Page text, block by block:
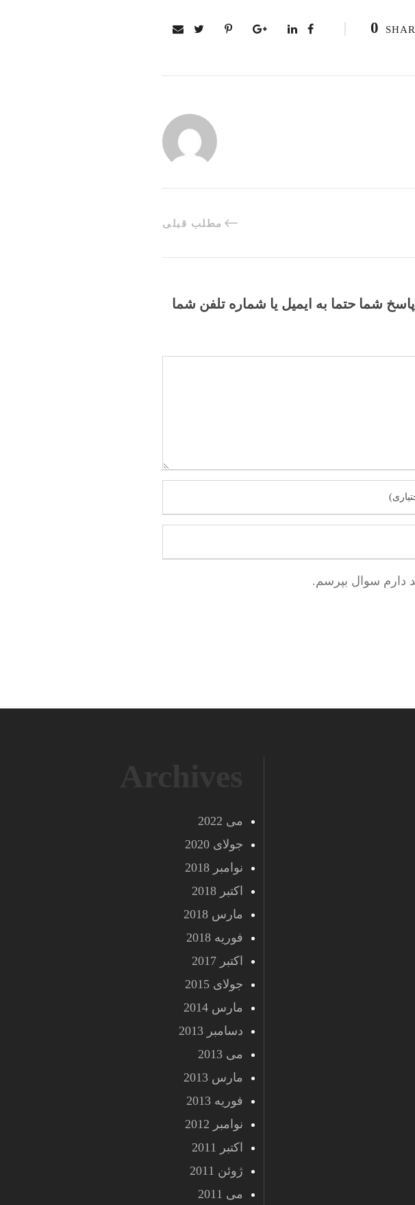
0
مطلب قبلی
شما حتما به ایمیل یا شماره تلفن شما
دارم سوال بپرسم.
می 2022
جولای 2020
نوامبر 2018
اکتبر 2018
مارس 2018
فوریه 2018
اکتبر 2017
جولای 2015
مارس 2014
دسامبر 2013
می 2013
مارس 2013
فوریه 2013
نوامبر 2012
اکتبر 2011
ژوئن 2011
می 2011